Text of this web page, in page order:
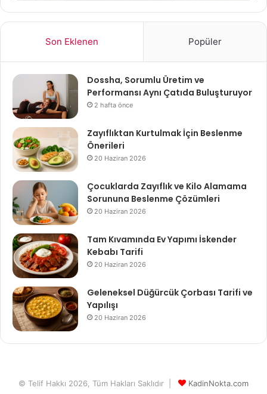
Son Eklenen Popüler
Dossha, Sorumlu Üretim ve
Performansı Aynı Çatıda Buluşturuyor
2 hafta önce
Zayıflıktan Kurtulmak İçin Beslenme
Önerileri
20 Haziran 2026
Çocuklarda Zayıflık ve Kilo Alamama
Sorununa Beslenme Çözümleri
20 Haziran 2026
Tam Kıvamında Ev Yapımı İskender
Kebabı Tarifi
20 Haziran 2026
Geleneksel Düğürcük Çorbası Tarifi ve
Yapılışı
20 Haziran 2026
© Telif Hakkı 2026, Tüm Hakları Saklıdır | KadinNokta.com